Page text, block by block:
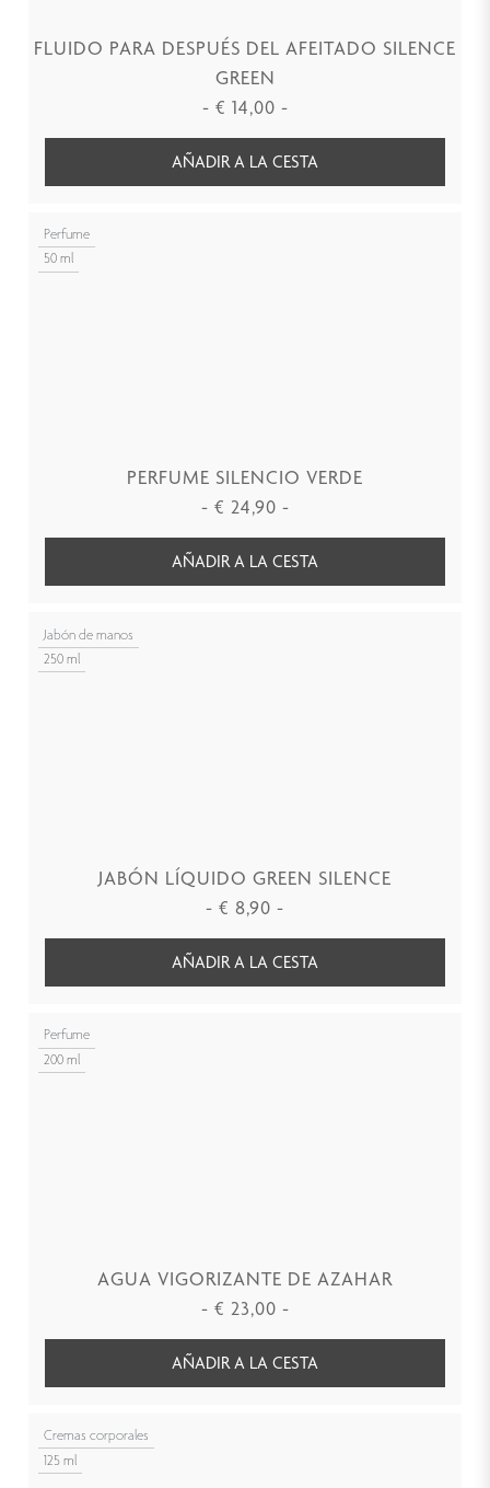
FLUIDO PARA DESPUÉS DEL AFEITADO SILENCE
GREEN
- € 14,00 -
AÑADIR A LA CESTA
Perfume
50 ml
PERFUME SILENCIO VERDE
- € 24,90 -
AÑADIR A LA CESTA
Jabón de manos
250 ml
JABÓN LÍQUIDO GREEN SILENCE
- € 8,90 -
AÑADIR A LA CESTA
Perfume
200 ml
AGUA VIGORIZANTE DE AZAHAR
- € 23,00 -
AÑADIR A LA CESTA
Cremas corporales
125 ml